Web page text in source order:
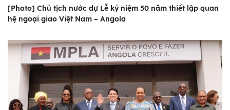
[Photo] Chủ tịch nước dự Lễ kỷ niệm 50 năm thiết lập quan
hệ ngoại giao Việt Nam – Angola